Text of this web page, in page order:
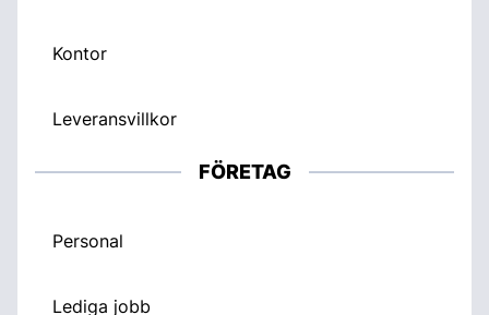
Kontor
Leveransvillkor
FÖRETAG
Personal
Lediga jobb